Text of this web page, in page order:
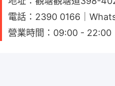
電話：2390 0166｜
營業時間：09:00 - 22:00